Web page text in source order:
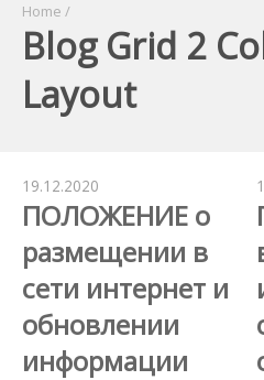
Home /
Blog Grid 2
Layout
19.12.2020
ПОЛОЖЕНИЕ о
размещении в
сети интернет и
обновлении
информации